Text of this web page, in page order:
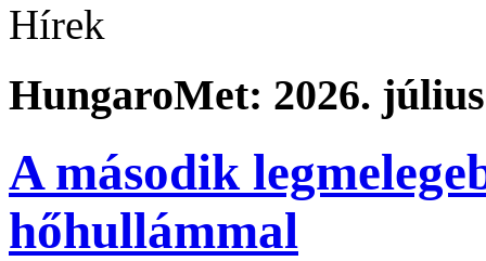
Hírek
HungaroMet: 2026.
A második
hőhullámmal